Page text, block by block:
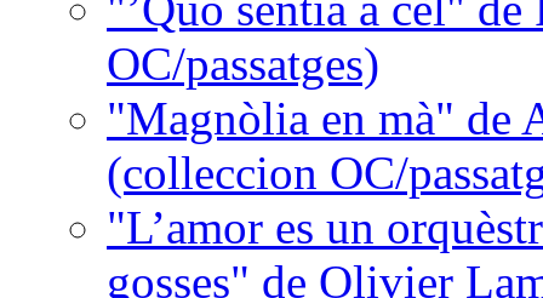
OC/passatges)
"Magnòlia en mà" de
(colleccion OC/
"L’amor es un
gosses" de Olivier